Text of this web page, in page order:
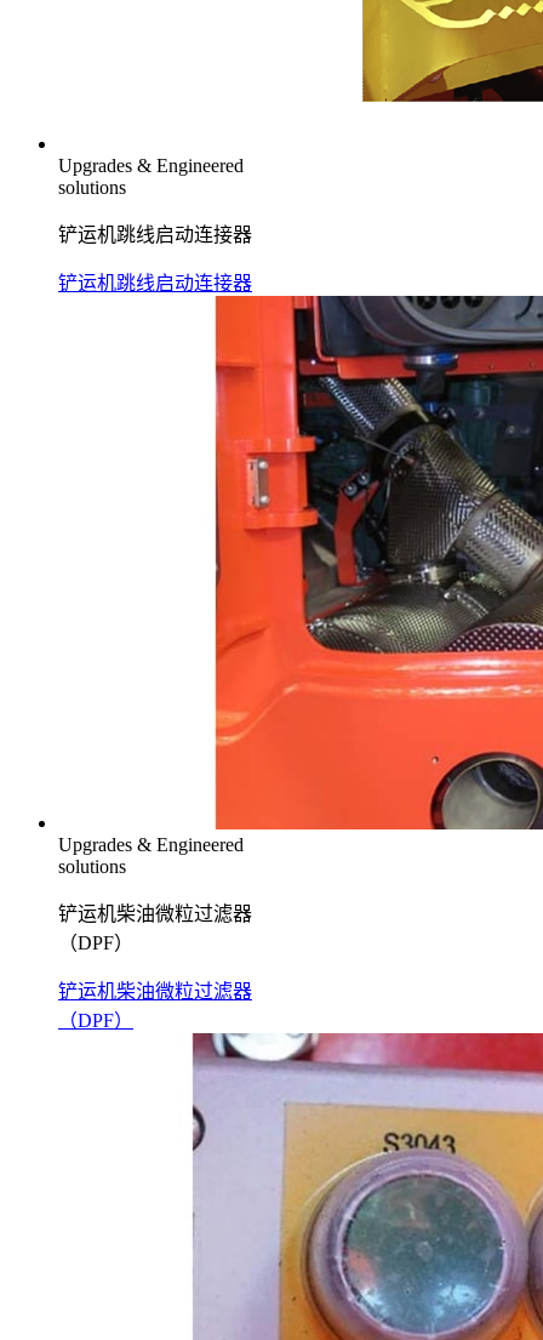
Upgrades & Engineered
solutions
铲运机跳线启动连接器
铲运机跳线启动连接器
Upgrades & Engineered
solutions
铲运机柴油微粒过滤器
（DPF）
铲运机柴油微粒过滤器
（DPF）